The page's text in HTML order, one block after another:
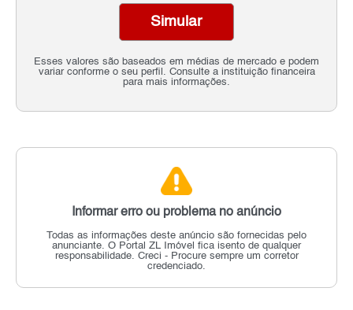
Esses valores são baseados em médias de mercado e podem
variar conforme o seu perfil. Consulte a instituição financeira
para mais informações.
Simular
Informar erro ou problema no anúncio
Todas as informações deste anúncio são fornecidas pelo
anunciante. O Portal ZL Imóvel fica isento de qualquer
responsabilidade. Creci - Procure sempre um corretor
credenciado.